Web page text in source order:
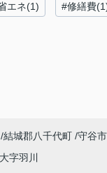
エネ(1) #修繕費
結城郡八千代町 守谷市
大字羽川